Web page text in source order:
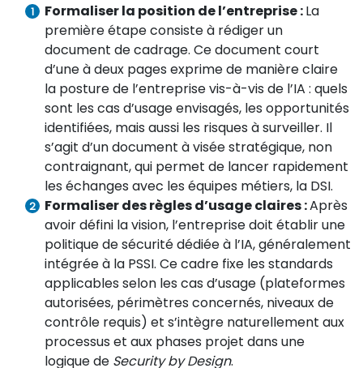
Formaliser la position de l’entreprise :La
première étape consiste à rédiger un
document de cadrage. Ce document court
d’une à deux pages exprime de manière claire
la posture de l’entreprise vis-à-vis de l’IA : quels
sont les cas d’usage envisagés, les opportunités
identifiées, mais aussi les risques à surveiller. Il
s’agit d’un document à visée stratégique, non
contraignant, qui permet de lancer rapidement
les échanges avec les équipes métiers, la DSI.
Formaliser des règles d’usage claires :Après
avoir défini la vision, l’entreprise doit établir une
politique de sécurité dédiée à l’IA, généralement
intégrée à la PSSI. Ce cadre fixe les standards
applicables selon les cas d’usage (plateformes
autorisées, périmètres concernés, niveaux de
contrôle requis) et s’intègre naturellement aux
processus et aux phases projet dans une
logique de Security by Design.